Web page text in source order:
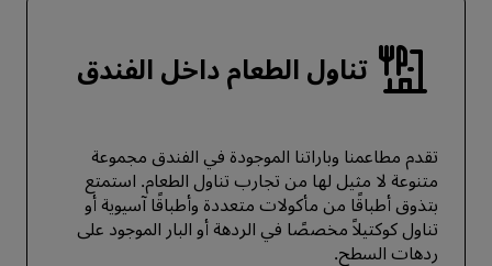
تناول الطعام داخل الفندق
تقدم مطاعمنا وباراتنا الموجودة في الفندق مجموعة
متنوعة لا مثيل لها من تجارب تناول الطعام. استمتع
بتذوق أطباقًا من مأكولات متعددة وأطباقًا آسيوية أو
تناول كوكتيلاً مخصصًا في الردهة أو البار الموجود على
ردهات السطح.